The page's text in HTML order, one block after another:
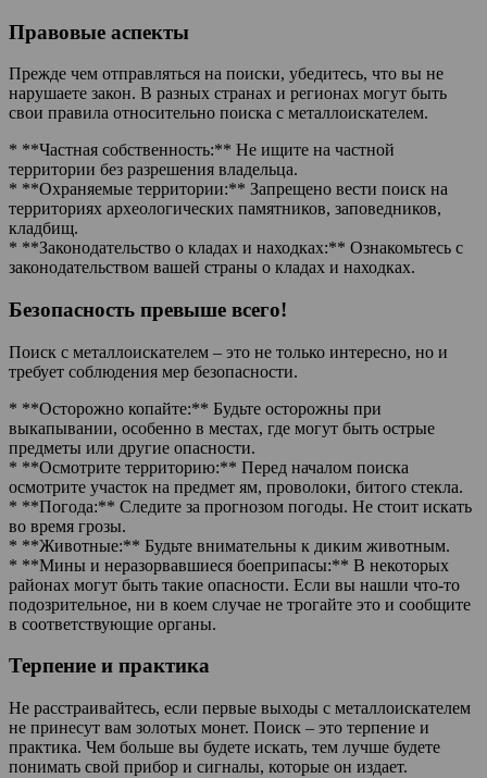
Правовые аспекты
Прежде чем отправляться на поиски, убедитесь, что вы не
нарушаете закон. В разных странах и регионах могут быть
свои правила относительно поиска с металлоискателем.
* **Частная собственность:** Не ищите на частной
территории без разрешения владельца.
* **Охраняемые территории:** Запрещено вести поиск на
территориях археологических памятников, заповедников,
кладбищ.
* **Законодательство о кладах и находках:** Ознакомьтесь с
законодательством вашей страны о кладах и находках.
Безопасность превыше всего!
Поиск с металлоискателем – это не только интересно, но и
требует соблюдения мер безопасности.
* **Осторожно копайте:** Будьте осторожны при
выкапывании, особенно в местах, где могут быть острые
предметы или другие опасности.
* **Осмотрите территорию:** Перед началом поиска
осмотрите участок на предмет ям, проволоки, битого стекла.
* **Погода:** Следите за прогнозом погоды. Не стоит искать
во время грозы.
* **Животные:** Будьте внимательны к диким животным.
* **Мины и неразорвавшиеся боеприпасы:** В некоторых
районах могут быть такие опасности. Если вы нашли что-то
подозрительное, ни в коем случае не трогайте это и сообщите
в соответствующие органы.
Терпение и практика
Не расстраивайтесь, если первые выходы с металлоискателем
не принесут вам золотых монет. Поиск – это терпение и
практика. Чем больше вы будете искать, тем лучше будете
понимать свой прибор и сигналы, которые он издает.